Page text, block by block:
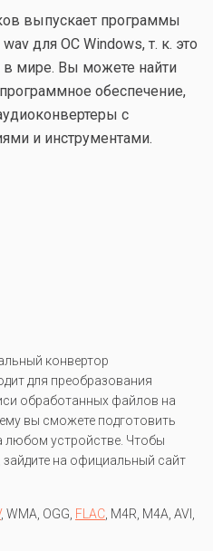
выпускает программы
для ОС Windows, т. к. это
в мире. Вы можете найти
обеспечение,
с
и инструментами.
конвертор
для преобразования
обработанных файлов на
вы сможете подготовить
любом устройстве. Чтобы
зайдите на официальный сайт
, WMA, OGG, FLAC , M4R, M4A, AVI,